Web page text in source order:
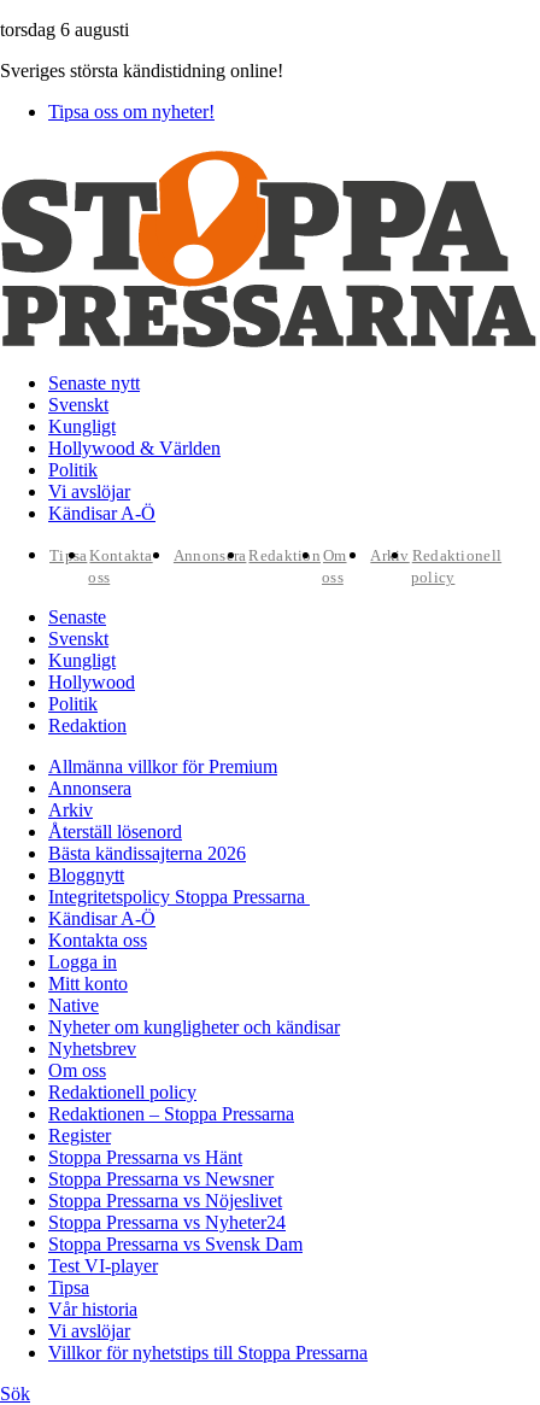
torsdag 6 augusti
Sveriges största kändistidning online!
Tipsa oss om nyheter!
Senaste nytt
Svenskt
Kungligt
Hollywood & Världen
Politik
Vi avslöjar
Kändisar A-Ö
TipsaKontakta
oss
AnnonseraRedaktion Om
oss
Arkiv Redaktionell
policy
Senaste
Svenskt
Kungligt
Hollywood
Politik
Redaktion
Allmänna villkor för Premium
Annonsera
Arkiv
Återställ lösenord
Bästa kändissajterna 2026
Bloggnytt
Integritetspolicy Stoppa Pressarna
Kändisar A-Ö
Kontakta oss
Logga in
Mitt konto
Native
Nyheter om kungligheter och kändisar
Nyhetsbrev
Om oss
Redaktionell policy
Redaktionen – Stoppa Pressarna
Register
Stoppa Pressarna vs Hänt
Stoppa Pressarna vs Newsner
Stoppa Pressarna vs Nöjeslivet
Stoppa Pressarna vs Nyheter24
Stoppa Pressarna vs Svensk Dam
Test VI-player
Tipsa
Vår historia
Vi avslöjar
Villkor för nyhetstips till Stoppa Pressarna
Sök